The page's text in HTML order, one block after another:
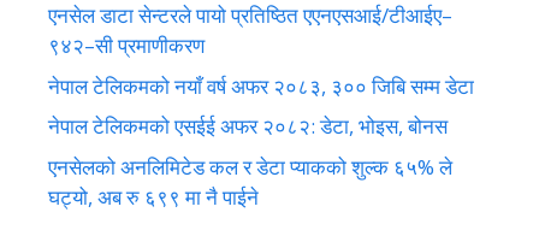
एनसेल डाटा सेन्टरले पायो प्रतिष्ठित एएनएसआई/टीआईए–
९४२–सी प्रमाणीकरण
नेपाल टेलिकमको नयाँ वर्ष अफर २०८३, ३०० जिबि सम्म डेटा
नेपाल टेलिकमको एसईई अफर २०८२: डेटा, भोइस, बोनस
एनसेलको अनलिमिटेड कल र डेटा प्याकको शुल्क ६५% ले
घट्यो, अब रु ६९९ मा नै पाईने